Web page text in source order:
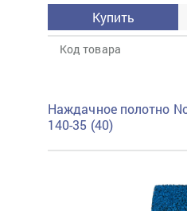
Купить
Код товара
Наждачное полотно
140-35 (40)